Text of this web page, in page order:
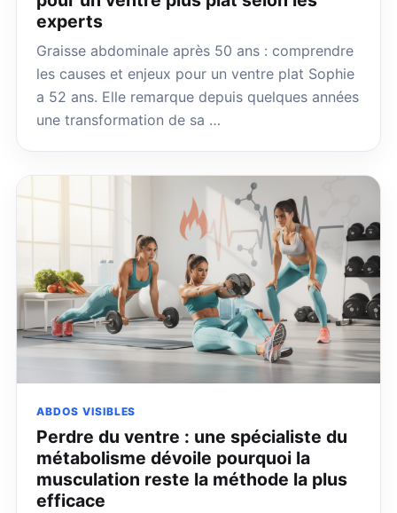
experts
Graisse abdominale après 50 ans : comprendre
les causes et enjeux pour un ventre plat Sophie
a 52 ans. Elle remarque depuis quelques années
une transformation de sa …
ABDOS VISIBLES
Perdre du ventre : une spécialiste du
métabolisme dévoile pourquoi la
musculation reste la méthode la plus
efficace